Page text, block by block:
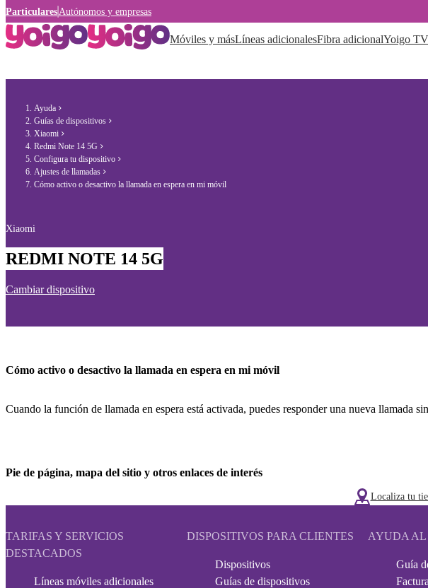
Particulares Autónomos y empresas
Móviles y másLíneas adicionalesFibra adicionalYoigo TV
Ayuda
Guías de dispositivos
Xiaomi
Redmi Note 14 5G
Configura tu dispositivo
Ajustes de llamadas
Cómo activo o desactivo la llamada en espera en mi móvil
Xiaomi
REDMI NOTE 14 5G
Cambiar dispositivo
Cómo activo o desactivo la llamada en espera en mi móvil
Cuando la función de llamada en espera está activada, puedes responder una nueva llamada
Pie de página, mapa del sitio y otros enlaces de interés
Localiza tu
TARIFAS Y SERVICIOS
DESTACADOS
Líneas móviles adicionales
DISPOSITIVOS PARA CLIENTES
Dispositivos
Guías de dispositivos
AYUDA AL
Guía
Factura